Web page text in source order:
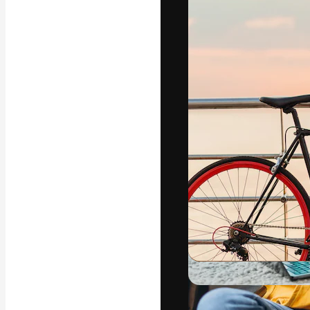
La plataforma
trabajo. Más
Copyright © 2010-